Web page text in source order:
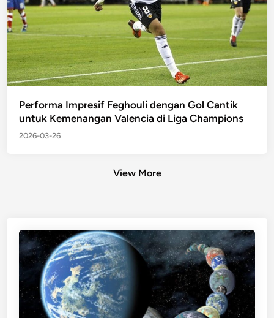
Performa Impresif Feghouli dengan Gol Cantik
untuk Kemenangan Valencia di Liga Champions
2026-03-26
View More